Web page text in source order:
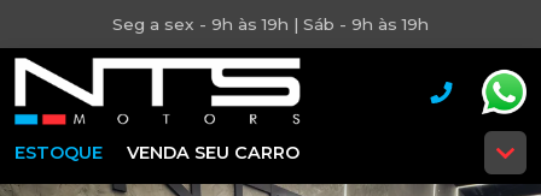
Seg a sex - 9h às 19h | Sáb - 9h às 19h
ESTOQUE VENDA SEU CARRO